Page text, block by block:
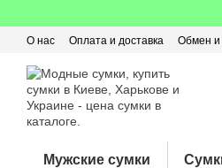
О нас Оплата и доставка Обмен и
Мужские сумки